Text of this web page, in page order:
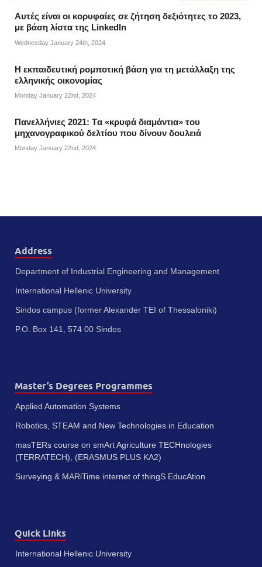
Αυτές είναι οι κορυφαίες σε ζήτηση δεξιότητες το 2023,
με βάση λίστα της Linkedln
Wednesday January 24th, 2024
Η εκπαιδευτική ρομποτική βάση για τη μετάλλαξη της
ελληνικής οικονομίας
Monday January 22nd, 2024
Πανελλήνιες 2021: Tα «κρυφά διαμάντια» του
μηχανογραφικού δελτίου που δίνουν δουλειά
Monday January 22nd, 2024
Address
Department of Industrial Engineering and Management
International Hellenic University
Sindos campus (former Alexander TEI of Thessaloniki)
P.O. Box 141, 574 00 Sindos
Master’s Degrees Programmes
Applied Automation Systems
Robotics, STEAM and New Technologies in Education
masTERs course on smArt Agriculture TECHnologies
(TERRATECH), (ERASMUS PLUS KA2)
Surveying & MARiTime internet of thingS EducAtion
Quick Links
International Hellenic University